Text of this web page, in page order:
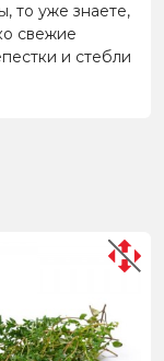
то уже знаете,
свежие
и стебли